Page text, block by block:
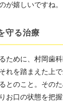
が嬉しいですね。
守る治療
ために、村岡歯
れを踏まえた上
とのこと。その
お口の状態を把